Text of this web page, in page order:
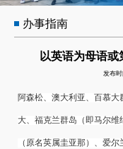
办事指南
以英语为母语或
发布时
阿森松、澳大利亚、百慕
大、福克兰群岛（即马尔
（原名英属圭亚那）、爱